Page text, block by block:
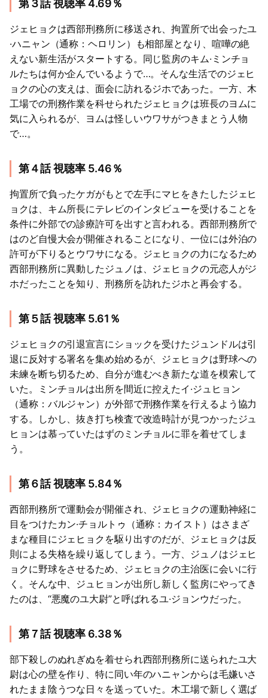
第３話 視聴率 4.69％
ジェヒョクは西部刑務所に移送され、拘置所で出会ったユ
·ハニャン（通称：ヘロリン）も相部屋となり、喧嘩の絶
えない新生活がスタートする。同じ監房のキム·ミンチョ
ルたちは何か企んでいるようで…。そんな生活でのジェヒ
ョクの心の支えは、面会に訪れるジホであった。一方、木
工場での刑務作業を科せられたジェヒョクは班長のヨムに
気に入られるが、ヨムは怪しいウワサがつきまとう人物
で…。
第４話 視聴率 5.46％
拘置所で負ったケガがもとで左手にマヒをきたしたジェヒ
ョクは、キム所長にテレビのインタビューを受けることを
条件に外部での診療許可を出すと言われる。西部刑務所で
はのど自慢大会が開催されることになり、一位には外泊の
許可が下りるとウワサになる。ジェヒョクの力になるため
西部刑務所に異動したジュノは、ジェヒョクの元恋人がジ
ホだったことを知り、刑務所を訪れたジホと再会する。
第５話 視聴率 5.61％
ジェヒョクの引退宣言にショックを受けたジュンドルは引
退に反対する署名を集め始めるが、ジェヒョクは野球への
未練を断ち切るため、自分が進むべき新たな道を模索して
いた。ミンチョルは出所を間近に控えたイ·ジュヒョン
（通称：バルジャン）が外部で刑務作業を行えるよう協力
する。しかし、抜き打ち検査で改造時計が見つかったジュ
ヒョンは慕っていたはずのミンチョルに罪を着せてしま
う。
第６話 視聴率 5.84％
西部刑務所で運動会が開催され、ジェヒョクの運動神経に
目をつけたカン·チョルトゥ（通称：カイスト）はさまざ
まな種目にジェヒョクを駆り出すのだが、ジェヒョクは反
則による失格を繰り返してしまう。一方、ジュノはジェヒ
ョクに野球をさせるため、ジェヒョクの主治医に会いに行
く。そんな中、ジュヒョンが出所し新しく監房にやってき
たのは、“悪魔のユ大尉”と呼ばれるユ·ジョンウだった。
第７話 視聴率 6.38％
部下殺しのぬれぎぬを着せられ西部刑務所に送られたユ大
尉は心の壁を作り、特に同い年のハニャンからは毛嫌いさ
れたまま陰うつな日々を送っていた。木工場で新しく選ば